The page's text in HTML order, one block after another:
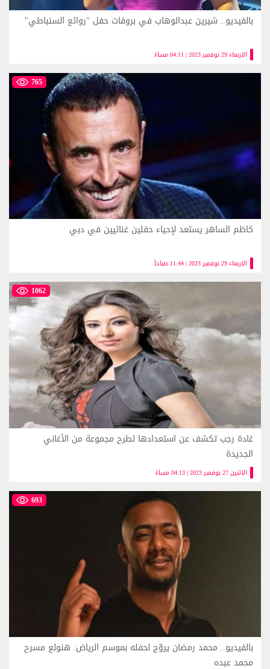
الاربعاء 29 نوفمبر 2023 | 04:11 مساءً
بالفيديو.. شيرين عبدالوهاب في بروفات حفل "روائع السنباطي"
765
الاربعاء 29 نوفمبر 2023 | 11:44 صباحاً
كاظم الساهر يستعد لإحياء حفلين غنائيين في دبي
1062
الاثنين 27 نوفمبر 2023 | 04:13 مساءً
غادة رجب تكشف عن استعدادها لطرح مجموعة من الأغاني
الجديدة
693
بالفيديو.. محمد رمضان يروّج لحفله بموسم الرياض: هنولع مسرح
محمد عبده